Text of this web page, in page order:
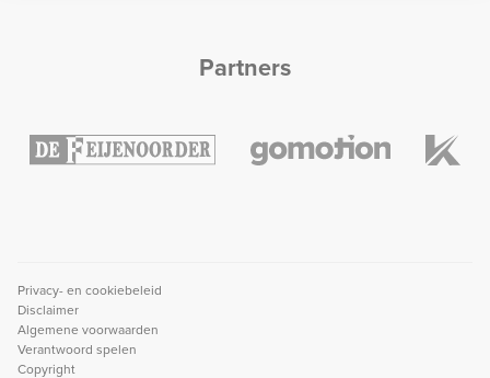
Partners
Privacy- en cookiebeleid
Disclaimer
Algemene voorwaarden
Verantwoord spelen
Copyright